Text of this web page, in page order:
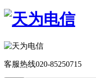
客服热线020-85250715